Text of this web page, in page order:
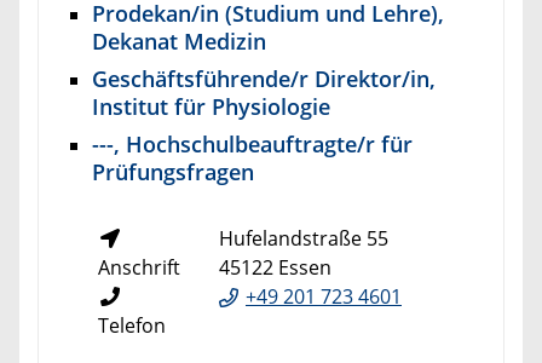
Prodekan/in (Studium und Lehre),
Dekanat Medizin
Geschäftsführende/r Direktor/in,
Institut für Physiologie
---, Hochschulbeauftragte/r für
Prüfungsfragen
Anschrift
Hufelandstraße 55
45122 Essen
Telefon
+49 201 723 4601